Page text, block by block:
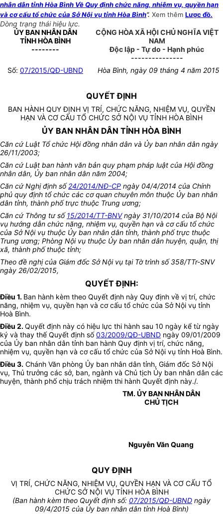
nhân dân tỉnh Hòa Bình Về Quy định chức năng, nhiệm vụ, quyền hạn
và cơ cấu tổ chức của Sở Nội vụ tỉnh Hòa Bình”. Xem thêm Lược đồ.
Dòng trạng thái hiệu lực.
ỦY BAN NHÂN DÂN
TỈNH HÒA BÌNH
--------
CỘNG HÒA XÃ HỘI CHỦ NGHĨA VIỆT
NAM
Độc lập - Tự do - Hạnh phúc
---------------
Số: 07/2015/QĐ-UBND Hòa Bình, ngày 09 tháng 4 năm 2015
QUYẾT ĐỊNH
BAN HÀNH QUY ĐỊNH VỊ TRÍ, CHỨC NĂNG, NHIỆM VỤ, QUYỀN
HẠN VÀ CƠ CẤU TỔ CHỨC SỞ NỘI VỤ TỈNH HÒA BÌNH
ỦY BAN NHÂN DÂN TỈNH HÒA BÌNH
Căn cứ Luật Tổ chức Hội đồng nhân dân và Ủy ban nhân dân ngày
26/11/2003;
Căn cứ Luật ban hành văn bản quy phạm pháp luật của Hội đồng
nhân dân, Ủy ban nhân dân năm 2004;
Căn cứNghị định số 24/2014/NĐ-CP ngày 04/4/2014 của Chính
phủ quy định tổ chức các cơ quan chuyên môn thuộc Ủy ban nhân
dân tỉnh, thành phố trực thuộc Trung ương;
Căn cứ Thông tư số15/2014/TT-BNVngày 31/10/2014 của Bộ Nội
vụ hướng dẫn chức năng, nhiệm vụ, quyền hạn và cơ cấu tổ chức
của Sở Nội vụ thuộc Ủy ban nhân dân tỉnh, thành phố trực thuộc
Trung ương; Phòng Nội vụ thuộc Ủy ban nhân dân huyện, quận, thị
xã, thành phố thuộc tỉnh;
Theo đề nghị của Giám đốc Sở Nội vụ tại Tờ trình số 358/TTr-SNV
ngày 26/02/2015,
QUYẾT ĐỊNH:
Điều 1. Ban hành kèm theo Quyết định này Quy định về vị trí, chức
năng, nhiệm vụ, quyền hạn và cơ cấu tổ chức của Sở Nội vụ tỉnh
Hoà Bình.
Điều 2.Quyết định này có hiệu lực thi hành sau 10 ngày kể từ ngày
ký và thay thế Quyết định số03/2009/QĐ-UBND ngày 09/01/2009
của Ủy ban nhân dân tỉnh ban hành Quy định vị trí, chức năng,
nhiệm vụ, quyền hạn và cơ cấu tổ chức của Sở Nội vụ tỉnh Hoà Bình.
Điều 3. Chánh Văn phòng Ủy ban nhân dân tỉnh, Giám đốc Sở Nội
vụ, Thủ trưởng các sở, ban, ngành và Chủ tịch Ủy ban nhân dân các
huyện, thành phố chịu trách nhiệm thi hành Quyết định này./.
TM. ỦY BAN NHÂN DÂN
CHỦ TỊCH
Nguyễn Văn Quang
QUY ĐỊNH
VỊ TRÍ, CHỨC NĂNG, NHIỆM VỤ, QUYỀN HẠN VÀ CƠ CẤU TỔ
CHỨC SỞ NỘI VỤ TỈNH HÒA BÌNH
(Ban hành kèm theo Quyết định số: 07/2015/QĐ-UBND ngày
09/4/2015 của Ủy ban nhân dân tỉnh Hoà Bình)